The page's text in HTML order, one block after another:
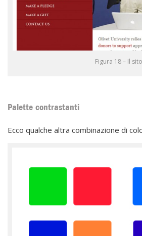
Figura 18 – Il
Palette contrastanti
Ecco qualche altra combinazione di